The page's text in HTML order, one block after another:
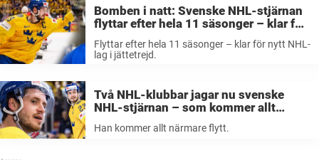
Bomben i natt: Svenske NHL-stjärnan
flyttar efter hela 11 säsonger – klar för
Flyttar efter hela 11 säsonger – klar för nytt NHL-
lag i jättetrejd.
Två NHL-klubbar jagar nu svenske
NHL-stjärnan – som kommer allt
Han kommer allt närmare flytt.